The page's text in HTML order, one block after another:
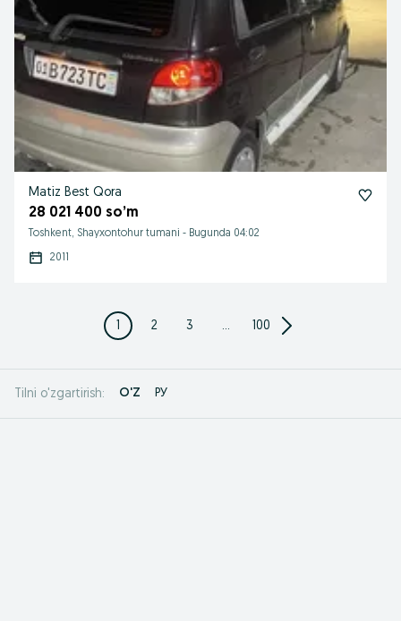
Matiz Best Qora
28 021 400 so’m
Toshkent, Shayxontohur tumani - Bugunda 04:02
2011
1 2 3 ... 100
Tilni o'zgartirish: O'Z РУ